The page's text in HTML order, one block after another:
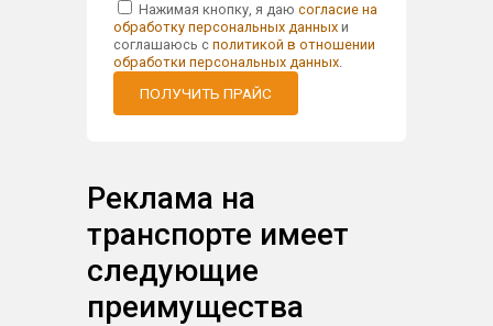
Нажимая кнопку, я даюсогласие на
обработку персональных данных и
соглашаюсь сполитикой в отношении
обработки персональных данных.
ПОЛУЧИТЬ ПРАЙС
Реклама на
транспорте имеет
следующие
преимущества